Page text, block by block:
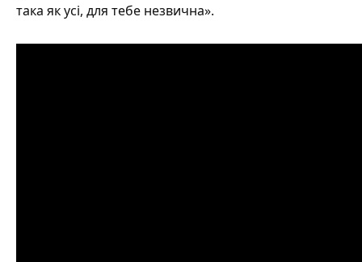
така як усі, для тебе незвична».